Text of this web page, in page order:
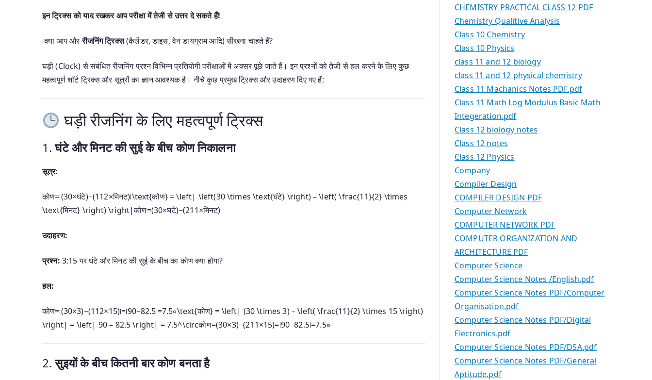
इन ट्रिक्स को याद रखकर आप परीक्षा में तेजी से उत्तर दे सकते हैं!
क्या आप औररीजनिंग ट्रिक्स(कैलेंडर, डाइस, वेन डायग्राम आदि) सीखना चाहते हैं?
घड़ी (Clock) से संबंधित रीजनिंग प्रश्न विभिन्न प्रतियोगी परीक्षाओं में अक्सर पूछे जाते हैं। इन प्रश्नों को तेजी से हल करने के लिए कुछ
महत्वपूर्ण शॉर्ट ट्रिक्स और सूत्रों का ज्ञान आवश्यक है। नीचे कुछ प्रमुख ट्रिक्स और उदाहरण दिए गए हैं:
घड़ी रीजनिंग के लिए महत्वपूर्ण ट्रिक्स
1.घंटे और मिनट की सुई के बीच कोण निकालना
सूत्र:
कोण=∣(30×घंटे)−(112×मिनट)∣\text{कोण} = \left| \left(30 \times \text{घंटे} \right) – \left( \frac{11}{2} \times
\text{मिनट} \right) \right|कोण=(30×घंटे)−(211×मिनट)
उदाहरण:
प्रश्न: 3:15 पर घंटे और मिनट की सुई के बीच का कोण क्या होगा?
हल:
कोण=∣(30×3)−(112×15)∣=∣90−82.5∣=7.5∘\text{कोण} = \left| (30 \times 3) – \left( \frac{11}{2} \times 15 \right)
\right| = \left| 90 – 82.5 \right| = 7.5^\circकोण=(30×3)−(211×15)=∣90−82.5∣=7.5∘
2.सुइयों के बीच कितनी बार कोण बनता है
CHEMISTRY PRACTICAL CLASS 12 PDF
Chemistry Qualitive Analysis
Class 10 Chemistry
Class 10 Physics
class 11 and 12 biology
class 11 and 12 physical chemistry
Class 11 Machanics Notes PDF.pdf
Class 11 Math Log Modulus Basic Math
Integeration.pdf
Class 12 biology notes
Class 12 notes
Class 12 Physics
Company
Compiler Design
COMPILER DESIGN PDF
Computer Network
COMPUTER NETWORK PDF
COMPUTER ORGANIZATION AND
ARCHITECTURE PDF
Computer Science
Computer Science Notes /English.pdf
Computer Science Notes PDF/Computer
Organisation.pdf
Computer Science Notes PDF/Digital
Electronics.pdf
Computer Science Notes PDF/DSA.pdf
Computer Science Notes PDF/General
Aptitude.pdf